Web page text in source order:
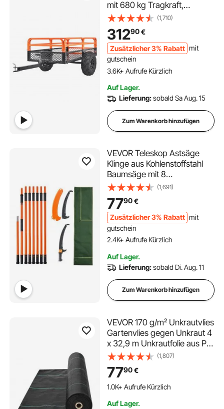
mit 680 kg Tragkraft,
Anhängevorrichtung mit
Kippbarer Ladefläche,
Anhänger mit abklappbaren
Seitenwänden, Oranger ATV
UTV Kippanhänger
Anhänger
(1,710)
31290€
Zusätzlicher 3% Rabatt mit
gutschein
3.6K+ Aufrufe Kürzlich
Auf Lager.
Lieferung:sobald Sa Aug. 15
Zum Warenkorb hinzufügen
VEVOR Teleskop Astsäge
Klinge aus Kohlenstoffstahl
Baumsäge mit 8
Teleskopstange
Höhenverstellbar 2,24m-
8,24m Handsäge
Stangensäge Tragetasche
Handstielsäge Gartengeräte
für Trimmarbeiten
(1,691)
7790€
Zusätzlicher 3% Rabatt mit
gutschein
2.4K+ Aufrufe Kürzlich
Auf Lager.
Lieferung:sobald Di. Aug. 11
Zum Warenkorb hinzufügen
VEVOR 170 g/m² Unkrautvlies
Gartenvlies gegen Unkraut 4
x 32,9 m Unkrautfolie aus PP
Wasserdurchlässig Reißfest
Korrosionsbeständig
Unkrautflies 850/950N
Zugfestigkeit Unkrautschutz
(1,807)
7790€
1.0K+ Aufrufe Kürzlich
Auf Lager.